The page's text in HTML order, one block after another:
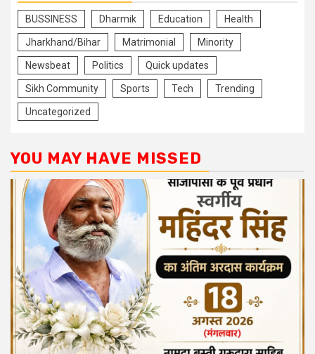
BUSSINESS Dharmik Education Health
Jharkhand/Bihar Matrimonial Minority
Newsbeat Politics Quick updates
Sikh Community Sports Tech Trending
Uncategorized
YOU MAY HAVE MISSED